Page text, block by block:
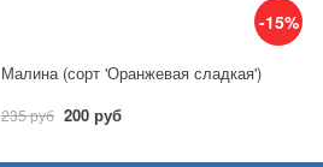
-15%
Малина (сорт 'Оранжевая сладкая')
235 руб 200 руб